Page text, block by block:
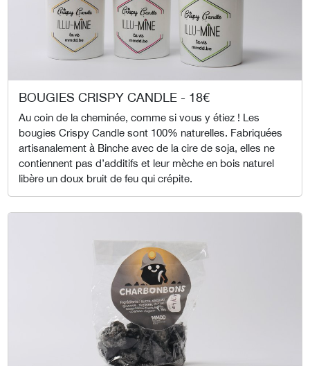
BOUGIES CRISPY CANDLE - 18€
Au coin de la cheminée, comme si vous y étiez ! Les
bougies Crispy Candle sont 100% naturelles. Fabriquées
artisanalement à Binche avec de la cire de soja, elles ne
contiennent pas d’additifs et leur mèche en bois naturel
libère un doux bruit de feu qui crépite.